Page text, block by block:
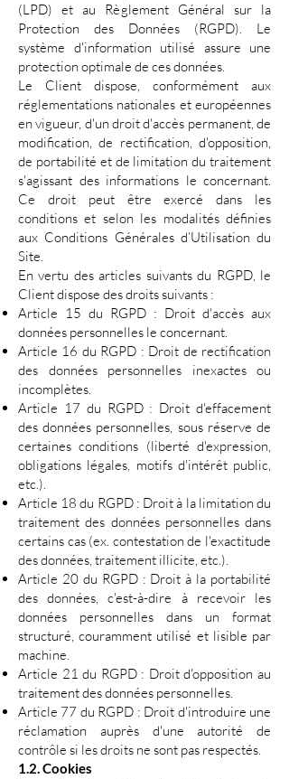
(LPD) et au Règlement Général sur la
Protection des Données (RGPD). Le
système d'information utilisé assure une
protection optimale de ces données.
Le Client dispose, conformément aux
réglementations nationales et européennes
en vigueur, d'un droit d'accès permanent, de
modification, de rectification, d'opposition,
de portabilité et de limitation du traitement
s'agissant des informations le concernant.
Ce droit peut être exercé dans les
conditions et selon les modalités définies
aux Conditions Générales d’Utilisation du
Site.
En vertu des articles suivants du RGPD, le
Client dispose des droits suivants :
Article 15 du RGPD : Droit d'accès aux
données personnelles le concernant.
Article 16 du RGPD : Droit de rectification
des données personnelles inexactes ou
incomplètes.
Article 17 du RGPD : Droit d'effacement
des données personnelles, sous réserve de
certaines conditions (liberté d'expression,
obligations légales, motifs d'intérêt public,
etc.).
Article 18 du RGPD : Droit à la limitation du
traitement des données personnelles dans
certains cas (ex. contestation de l'exactitude
des données, traitement illicite, etc.).
Article 20 du RGPD : Droit à la portabilité
des données, c'est-à-dire à recevoir les
données personnelles dans un format
structuré, couramment utilisé et lisible par
machine.
Article 21 du RGPD : Droit d'opposition au
traitement des données personnelles.
Article 77 du RGPD : Droit d'introduire une
réclamation auprès d'une autorité de
contrôle si les droits ne sont pas respectés.
1.2. Cookies